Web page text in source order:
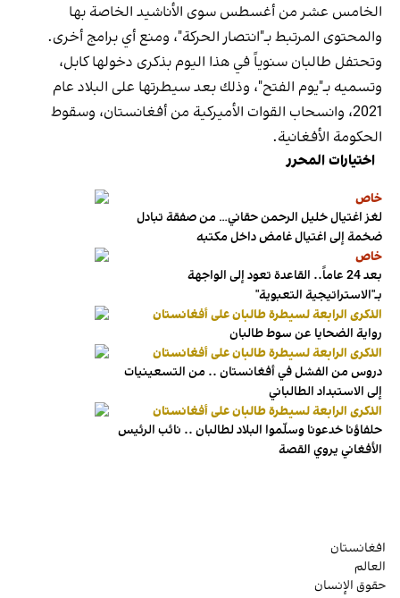
الخامس عشر من أغسطس سوى الأناشيد الخاصة بها
والمحتوى المرتبط بـ"انتصار الحركة"، ومنع أي برامج أخرى.
وتحتفل طالبان سنوياً في هذا اليوم بذكرى دخولها كابل،
وتسميه بـ"يوم الفتح"، وذلك بعد سيطرتها على البلاد عام
2021، وانسحاب القوات الأميركية من أفغانستان، وسقوط
الحكومة الأفغانية.
اختيارات المحرر
خاص
لغز اغتيال خليل الرحمن حقاني… من صفقة تبادل
ضخمة إلى اغتيال غامض داخل مكتبه
خاص
بعد 24 عاماً.. القاعدة تعود إلى الواجهة
بـ"الاستراتيجية التعبوية"
الذكرى الرابعة لسيطرة طالبان على أفغانستان
رواية الضحايا عن سوط طالبان
الذكرى الرابعة لسيطرة طالبان على أفغانستان
دروس من الفشل في أفغانستان .. من التسعينيات
إلى الاستبداد الطالباني
الذكرى الرابعة لسيطرة طالبان على أفغانستان
حلفاؤنا خدعونا وسلّموا البلاد لطالبان .. نائب الرئيس
الأفغاني يروي القصة
افغانستان
العالم
حقوق الإنسان